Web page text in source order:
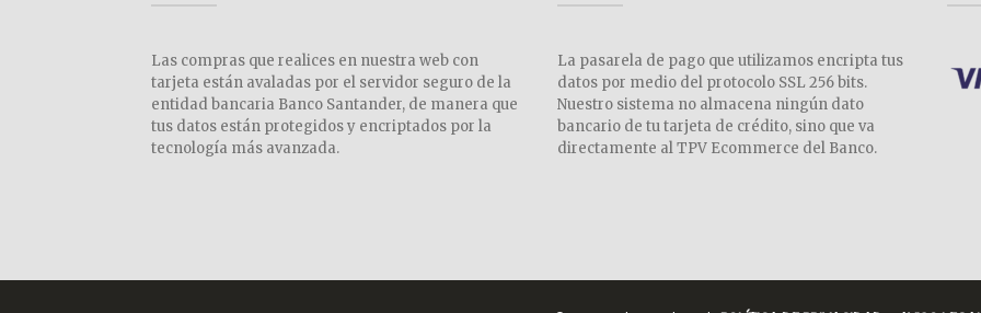
Las compras que realices en nuestra web con
tarjeta están avaladas por el servidor seguro de la
entidad bancaria Banco Santander, de manera que
tus datos están protegidos y encriptados por la
tecnología más avanzada.
La pasarela de pago que utilizamos encripta tus
datos por medio del protocolo SSL 256 bits.
Nuestro sistema no almacena ningún dato
bancario de tu tarjeta de crédito, sino que va
directamente al TPV Ecommerce del Banco.